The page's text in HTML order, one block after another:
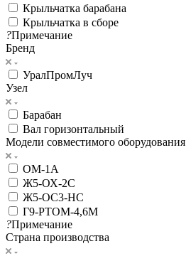
Крыльчатка барабана
Крыльчатка в сборе
?Примечание
Бренд
УралПромЛуч
Узел
Барабан
Вал горизонтальный
Модели совместимого оборудования
ОМ-1А
Ж5-ОХ-2С
Ж5-ОС3-НС
Г9-РТОМ-4,6М
?Примечание
Страна производства